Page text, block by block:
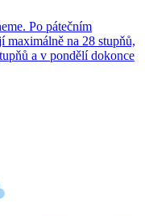
Po pátečním
maximálně na 28 stupňů,
a v pondělí dokonce